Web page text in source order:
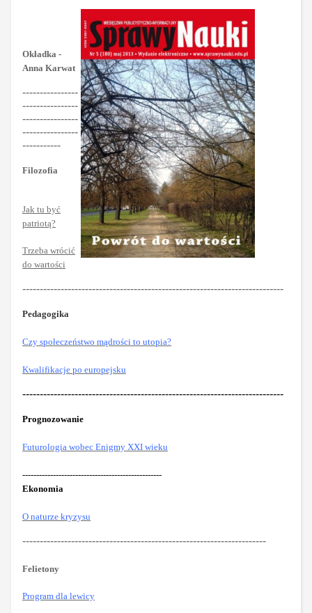
Okładka -
Anna Karwat
----------------
----------------
----------------
----------------
-----------
Filozofia
Jak tu być
patriotą?
Trzeba wrócić
do wartości
---------------------------------------------------------------------------
Pedagogika
Czy społeczeństwo mądrości to utopia?
Kwalifikacje po europejsku
---------------------------------------------------------------------------
Prognozowanie
Futurologia wobec Enigmy XXI wieku
--------------------------------------------------
Ekonomia
O naturze kryzysu
----------------------------------------------------------------------
Felietony
Program dla lewicy